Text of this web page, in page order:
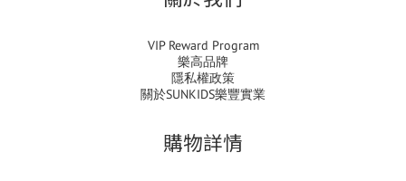
VIP Reward Program
樂高品牌
隱私權政策
關於SUNKIDS樂豐實業
購物詳情